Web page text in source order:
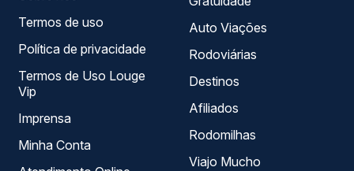
Termos de uso
Política de privacidade
Termos de Uso Louge
Vip
Imprensa
Minha Conta
Auto Viações
Rodoviárias
Destinos
Afiliados
Rodomilhas
Viajo Mucho